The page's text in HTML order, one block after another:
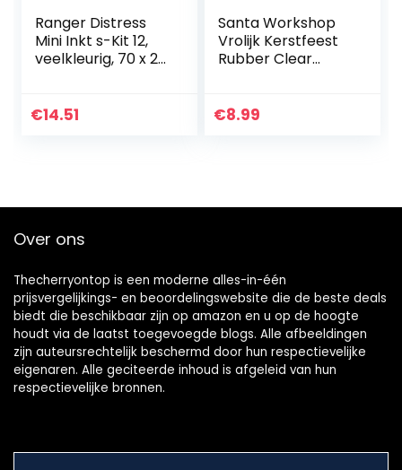
Ranger Distress
Mini Inkt s-Kit 12,
veelkleurig, 70 x 23
€14.51
Santa Workshop
Vrolijk Kerstfeest
Rubber Clear
Decoratie en
€8.99
Over ons
Thecherryontop is een moderne alles-in-één
prijsvergelijkings- en beoordelingswebsite die de beste deals
biedt die beschikbaar zijn op amazon en u op de hoogte
houdt via de laatst toegevoegde blogs. Alle afbeeldingen
zijn auteursrechtelijk beschermd door hun respectievelijke
eigenaren. Alle geciteerde inhoud is afgeleid van hun
respectievelijke bronnen.